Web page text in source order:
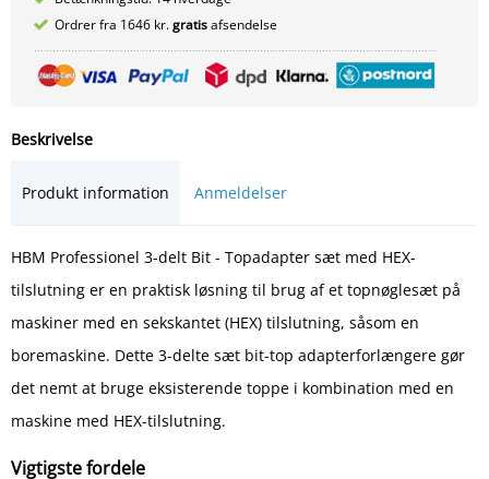
Ordrer fra 1646 kr.gratisafsendelse
Beskrivelse
Produkt information Anmeldelser
HBM Professionel 3-delt Bit - Topadapter sæt med HEX-
tilslutning er en praktisk løsning til brug af et topnøglesæt på
maskiner med en sekskantet (HEX) tilslutning, såsom en
boremaskine. Dette 3-delte sæt bit-top adapterforlængere gør
det nemt at bruge eksisterende toppe i kombination med en
maskine med HEX-tilslutning.
Vigtigste fordele